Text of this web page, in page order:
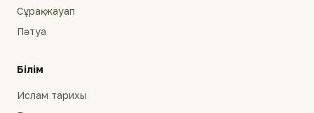
Сұрақ-жауап
Пәтуа
Білім
Ислам тарихы